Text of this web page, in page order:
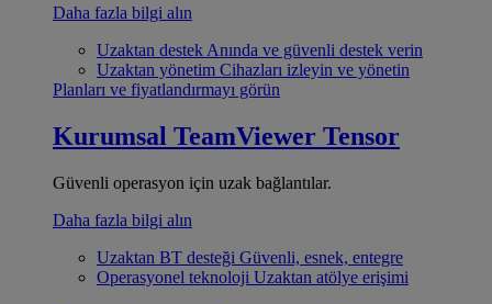
Daha fazla bilgi alın
Uzaktan destek Anında ve güvenli destek verin
Uzaktan yönetim Cihazları izleyin ve yönetin
Planları ve fiyatlandırmayı görün
Kurumsal TeamViewer Tensor
Güvenli operasyon için uzak bağlantılar.
Daha fazla bilgi alın
Uzaktan BT desteği Güvenli, esnek, entegre
Operasyonel teknoloji Uzaktan atölye erişimi